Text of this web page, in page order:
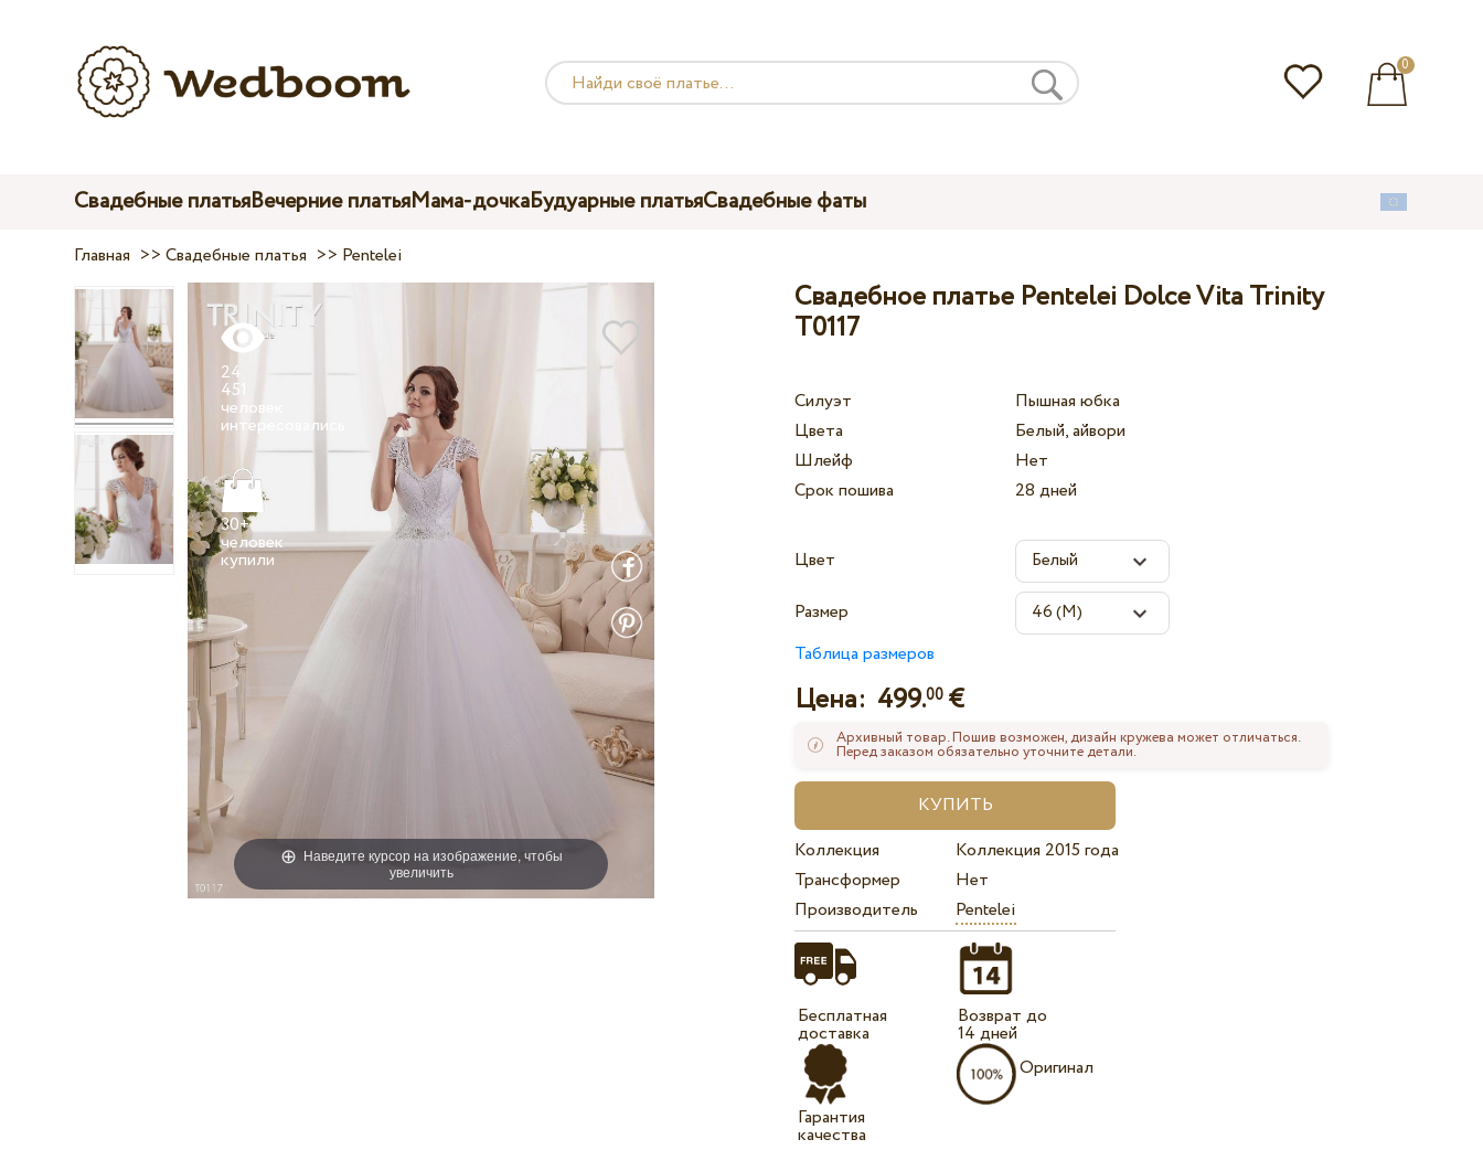
0
Свадебные платьяВечерние платьяМама-дочкаБудуарные платьяСвадебные фаты
Главная >>Свадебные платья >> Pentelei
Наведите курсор на изображение, чтобы
увеличить
24
451
человек
30+
человек
купили
Свадебное платье Pentelei Dolce Vita Trinity
T0117
Силуэт
Пышная юбка
Цвета
Белый, айвори
Шлейф
Нет
Срок пошива
28 дней
Цвет
Размер
Таблица размеров
Цена: 499.00 €
Архивный товар. Пошив возможен, дизайн кружева может отличаться.
Перед заказом обязательно уточните детали.
Коллекция
Коллекция 2015 года
Трансформер
Нет
Производитель
Pentelei
Бесплатная
доставка
Гарантия
качества
Возврат до
14 дней
Оригинал